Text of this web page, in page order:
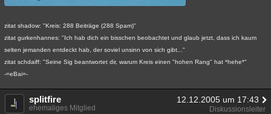
zitat shadow: "Kreis: 288 Beiträge (288 Spam)"
zitat gurkenhannes: "Ich hab dich ein bisschen beobachtet und glaub jetzt, dass ich kaum
selten jemanden entdeckt hab, der soviel unsinn von sich gibt..."
zitat schdaiff: "Seine Sig beantwortet dir, warum Kreis einen "hohen Rang" hat *hehe*"
-=eBai=-
splitfire 12.12.2005 um 17:43
ehemaliges Mitglied Diskussionsleiter